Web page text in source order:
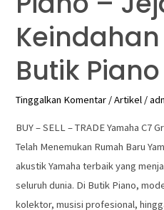
Butik Piano
Tinggalkan Komentar /Artikel /
BUY – SELL – TRADE Yamaha C7
Telah Menemukan Rumah Baru
akustik Yamaha terbaik yang
seluruh dunia. Di Butik Piano,
kolektor, musisi profesional,